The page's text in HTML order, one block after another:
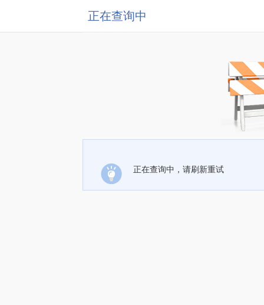
正在查询中
正在查询中，请刷新重试